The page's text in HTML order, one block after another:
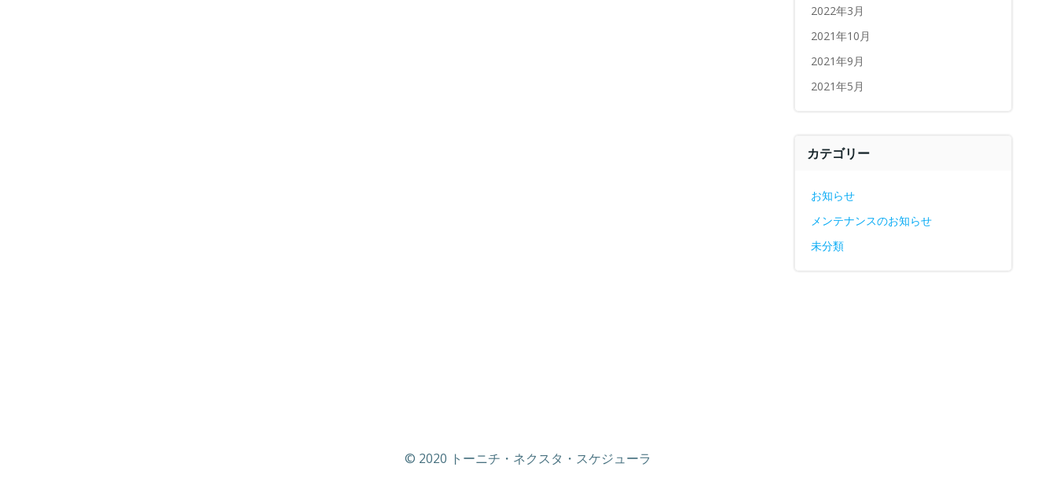
2022年3月
2021年10月
2021年9月
2021年5月
カテゴリー
お知らせ
メンテナンスのお知らせ
未分類
© 2020 トーニチ・ネクスタ・スケジューラ